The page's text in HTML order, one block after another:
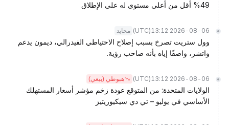
49% أقل من أعلى مستوى له على الإطلاق
2026-08-06 13:12
(UTC) محايد
وول ستريت تصرخ بسبب إصلاح الاحتياطي الفيدرالي، ديمون يدعم
واتشر، واصفًا إياه بأنه صاحب رؤية.
2026-08-06 13:12
(UTC) هبوطي (بيعي)
الولايات المتحدة: من المتوقع عودة زخم مؤشر أسعار المستهلك
الأساسي في يوليو – تي دي سيكيوريتيز